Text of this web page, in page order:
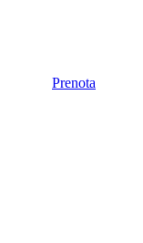
Prenota